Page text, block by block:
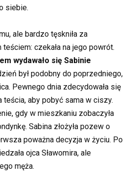
siebie.
ale bardzo tęskniła za
czekała na jego powrót.
wydawało się Sabinie
był podobny do poprzedniego,
Pewnego dnia zdecydowała się
aby pobyć sama w ciszy.
gdy w mieszkaniu zobaczyła
Sabina złożyła pozew o
poważna decyzja w życiu. Po
ojca Sławomira, ale
męża.